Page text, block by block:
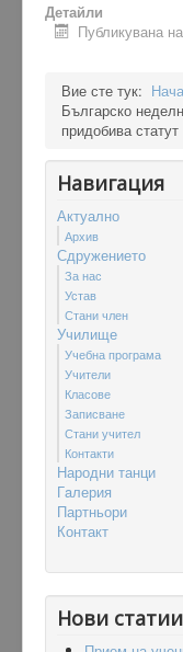
Детайли
Публикувана
Вие сте тук:
Българско
придобива
Навигация
Актуално
Архив
Сдружението
За нас
Устав
Стани член
Училище
Учебна програма
Учители
Класове
Записване
Стани учител
Контакти
Народни танци
Гaлерия
Партньори
Контакт
Нови статии